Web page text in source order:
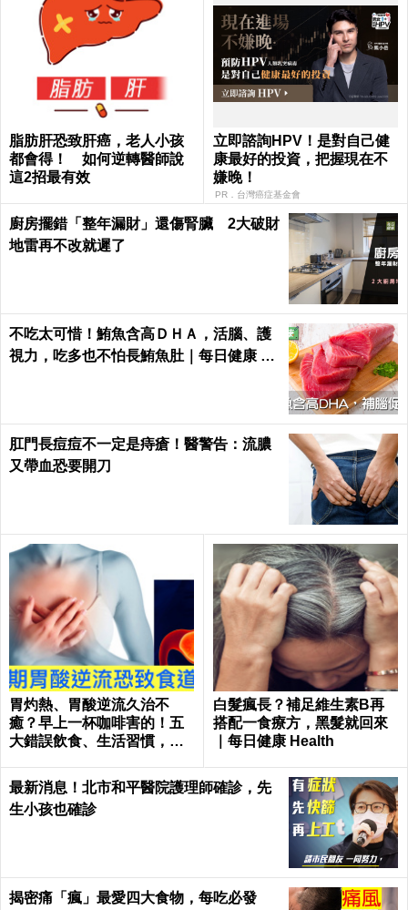
脂肪肝恐致肝癌，老人小孩
都會得！ 如何逆轉醫師說
這2招最有效
立即諮詢HPV！是對自己健
康最好的投資，把握現在不
嫌晚！
PR．台灣癌症基金會
廚房擺錯「整年漏財」還傷腎臟 2大破財
地雷再不改就遲了
不吃太可惜！鮪魚含高ＤＨＡ，活腦、護
視力，吃多也不怕長鮪魚肚｜每日健康 He
肛門長痘痘不一定是痔瘡！醫警告：流膿
又帶血恐要開刀
胃灼熱、胃酸逆流久治不
癒？早上一杯咖啡害的！五
大錯誤飲食、生活習慣，害
道癌」！
白髮瘋長？補足維生素B再
搭配一食療方，黑髮就回來
｜每日健康 Health
最新消息！北市和平醫院護理師確診，先
生小孩也確診
揭密痛「瘋」最愛四大食物，每吃必發